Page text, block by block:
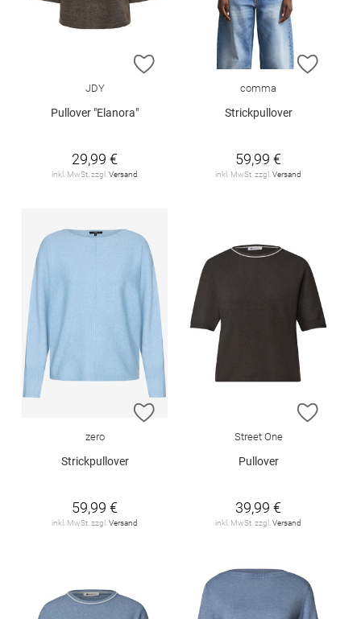
ZUR WUNSCHLISTE HINZUFÜGEN
JDY
Pullover "Elanora"
29,99 €
inkl. MwSt. zzgl.Versand
ZUR
comma
Strickpullover
59,99 €
inkl. MwSt. zzgl.Versand
ZUR WUNSCHLISTE HINZUFÜGEN
zero
Strickpullover
59,99 €
inkl. MwSt. zzgl. Versand
ZUR
Street One
Pullover
39,99 €
inkl. MwSt. zzgl. Versand